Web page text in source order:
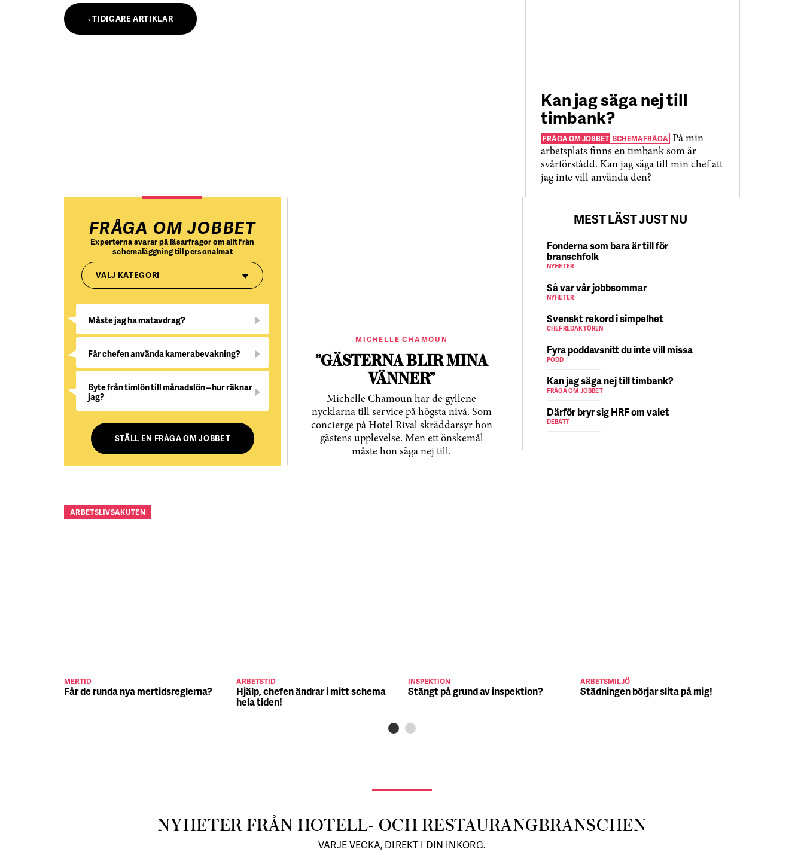
‹ TIDIGARE ARTIKLAR
Kan jag säga nej till
timbank?
FRÅGA OM JOBBET SCHEMAFRÅGA På min
arbetsplats finns en timbank som är
svårförstådd. Kan jag säga till min chef att
jag inte vill använda den?
FRÅGA OM JOBBET
Experterna svarar på läsarfrågor om allt från
schemaläggning till personalmat
VÄLJ KATEGORI
Måste jag ha matavdrag?
Får chefen använda kamerabevakning?
Byte från timlön till månadslön – hur räknar
jag?
STÄLL EN FRÅGA OM JOBBET
MICHELLE CHAMOUN
”GÄSTERNA BLIR MINA
VÄNNER”
Michelle Chamoun har de gyllene
nycklarna till service på högsta nivå. Som
concierge på Hotel Rival skräddarsyr hon
gästens upp­levelse. Men ett önskemål
måste hon säga nej till.
MEST LÄST JUST NU
Fonderna som bara är till för
branschfolk
NYHETER
Så var vår jobbsommar
NYHETER
Svenskt rekord i simpelhet
CHEFREDAKTÖREN
Fyra poddavsnitt du inte vill missa
PODD
Kan jag säga nej till timbank?
FRÅGA OM JOBBET
Därför bryr sig HRF om valet
DEBATT
ARBETSLIVSAKUTEN
MERTID
Får de runda nya mertidsreglerna?
ARBETSTID
Hjälp, chefen ändrar i mitt schema
hela tiden!
INSPEKTION
Stängt på grund av inspektion?
ARBETSMILJÖ
Städningen börjar slita på mig!
NYHETER FRÅN HOTELL- OCH RESTAURANGBRANSCHEN
VARJE VECKA, DIREKT I DIN INKORG.